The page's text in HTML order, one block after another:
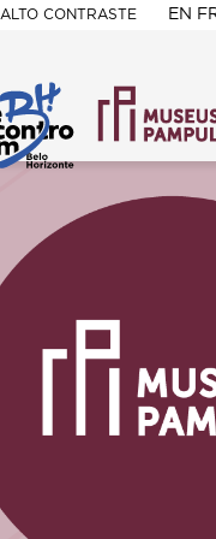
ALTO CONTRASTE EN